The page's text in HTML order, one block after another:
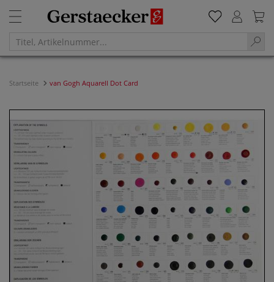
Startseite van Gogh Aquarell Dot Card